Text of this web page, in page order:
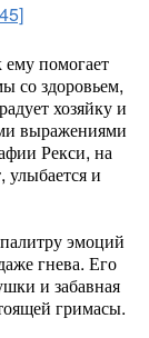
помогает
со здоровьем,
хозяйку и
выражениями
Рекси, на
улыбается и
эмоций
гнева. Его
и забавная
гримасы.